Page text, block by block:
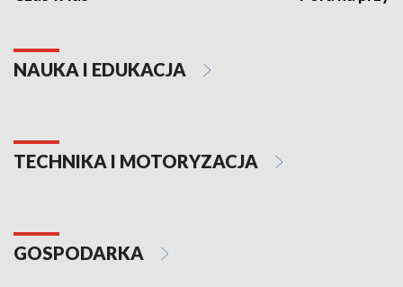
NAUKA I EDUKACJA
TECHNIKA I MOTORYZACJA
GOSPODARKA